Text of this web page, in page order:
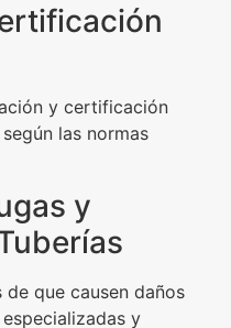
y certificación
las normas
y
que causen daños
y